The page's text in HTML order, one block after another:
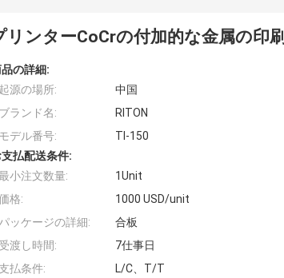
ンターCoCrの付加的な金属の印刷
の詳細:
起源の場所:
中国
ブランド名:
RITON
モデル番号:
TI-150
支払配送条件:
小注文数量:
1Unit
格:
1000 USD/unit
ッケージの詳細:
合板
受渡し時間:
7仕事日
払条件:
L/C、T/T